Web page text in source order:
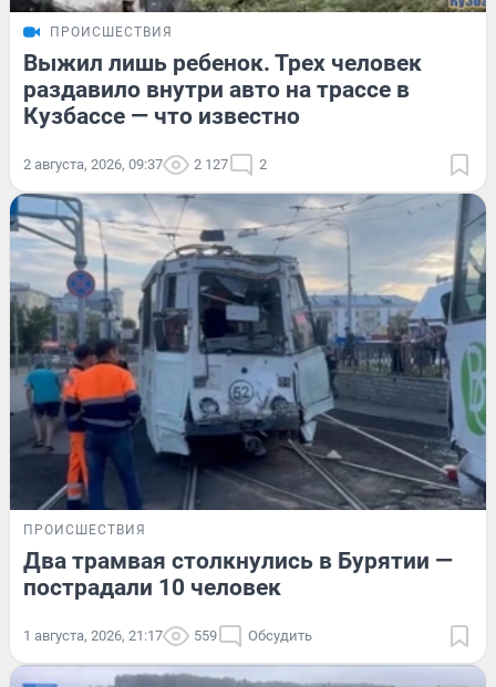
ПРОИСШЕСТВИЯ
Выжил лишь ребенок. Трех человек
раздавило внутри авто на трассе в
Кузбассе — что известно
2 августа, 2026, 09:37 2 127 2
ПРОИСШЕСТВИЯ
Два трамвая столкнулись в Бурятии —
пострадали 10 человек
1 августа, 2026, 21:17 559 Обсудить